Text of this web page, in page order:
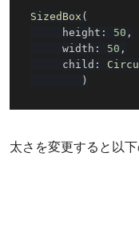
SizedBox (
     height
: 50 ,
     width
: 50 ,
     child
:
)
太さを変更すると以